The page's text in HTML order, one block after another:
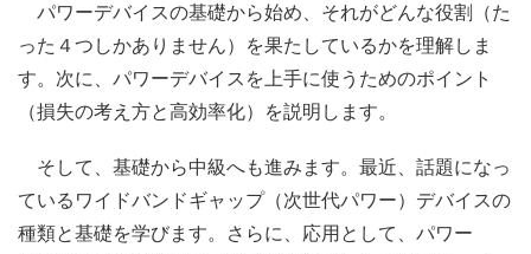
パワーデバイスの基礎から始め、それがどんな役割（た
った４つしかありません）を果たしているかを理解しま
す。次に、パワーデバイスを上手に使うためのポイント
（損失の考え方と高効率化）を説明します。
そして、基礎から中級へも進みます。最近、話題になっ
ているワイドバンドギャップ（次世代パワー）デバイスの
種類と基礎を学びます。さらに、応用として、パワー